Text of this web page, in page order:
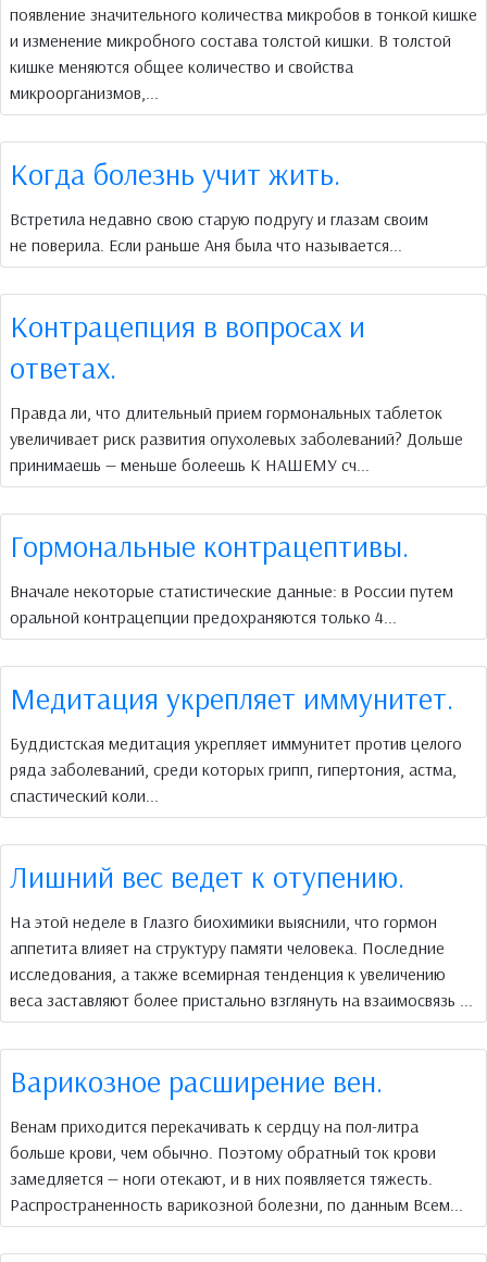
появление значительного количества микробов в тонкой кишке
и изменение микробного состава толстой кишки. В толстой
кишке меняются общее количество и свойства
микроорганизмов,...
Когда болезнь учит жить.
Встретила недавно свою старую подругу и глазам своим
не поверила. Если раньше Аня была что называется...
Контрацепция в вопросах и
ответах.
Правда ли, что длительный прием гормональных таблеток
увеличивает риск развития опухолевых заболеваний? Дольше
принимаешь — меньше болеешь К НАШЕМУ сч...
Гормональные контрацептивы.
Вначале некоторые статистические данные: в России путем
оральной контрацепции предохраняются только 4...
Медитация укрепляет иммунитет.
Буддистская медитация укрепляет иммунитет против целого
ряда заболеваний, среди которых грипп, гипертония, астма,
спастический коли...
Лишний вес ведет к отупению.
На этой неделе в Глазго биохимики выяснили, что гормон
аппетита влияет на структуру памяти человека. Последние
исследования, а также всемирная тенденция к увеличению
веса заставляют более пристально взглянуть на взаимосвязь ...
Варикозное расширение вен.
Венам приходится перекачивать к сердцу на пол-литра
больше крови, чем обычно. Поэтому обратный ток крови
замедляется — ноги отекают, и в них появляется тяжесть.
Распространенность варикозной болезни, по данным Всем...